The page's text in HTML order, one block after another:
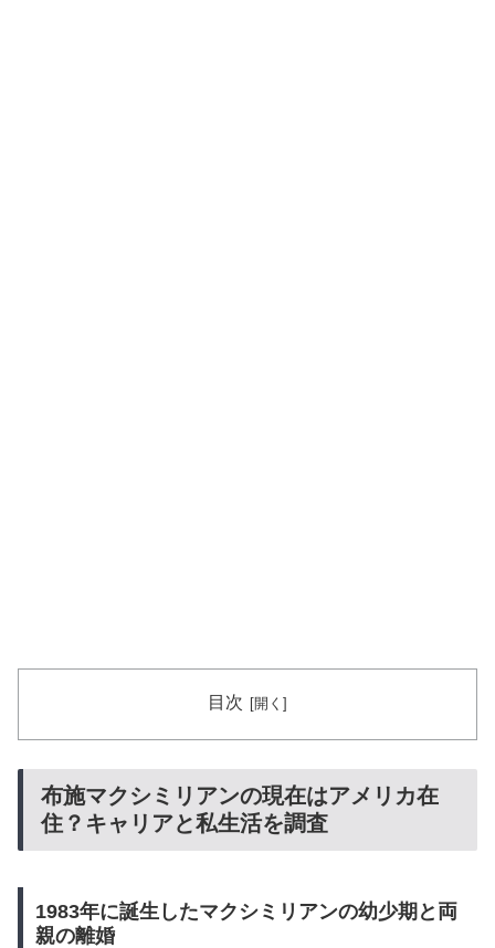
目次
布施マクシミリアンの現在はアメリカ在
住？キャリアと私生活を調査
1983年に誕生したマクシミリアンの幼少期と両
親の離婚